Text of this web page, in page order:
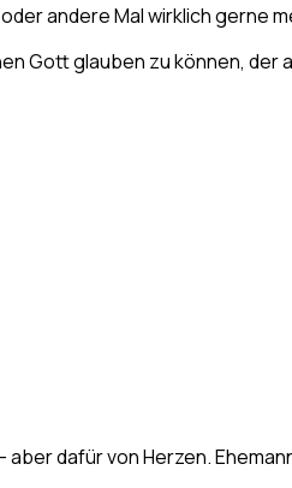
andere Mal wirklich gerne
Gott glauben zu können,
dafür von Herzen.